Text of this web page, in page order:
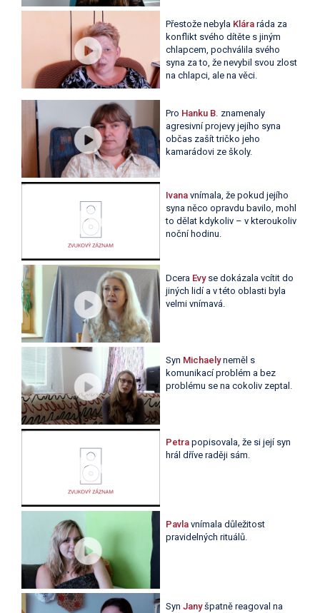
Přestože nebylaKlára ráda za
konflikt svého dítěte s jiným
chlapcem, pochválila svého
syna za to, že nevybil svou zlost
na chlapci, ale na věci.
Pro Hanku B. znamenaly
agresivní projevy jejího syna
občas zašít tričko jeho
kamarádovi ze školy.
Ivana vnímala, že pokud jejího
syna něco opravdu bavilo, mohl
to dělat kdykoliv – v kteroukoliv
noční hodinu.
Dcera Evy se dokázala vcítit do
jiných lidí a v této oblasti byla
velmi vnímavá.
Syn Michaelyneměl s
komunikací problém a bez
problému se na cokoliv zeptal.
Petra popisovala, že si její syn
hrál dříve raději sám.
Pavla vnímala důležitost
pravidelných rituálů.
Syn Janyšpatně reagoval na